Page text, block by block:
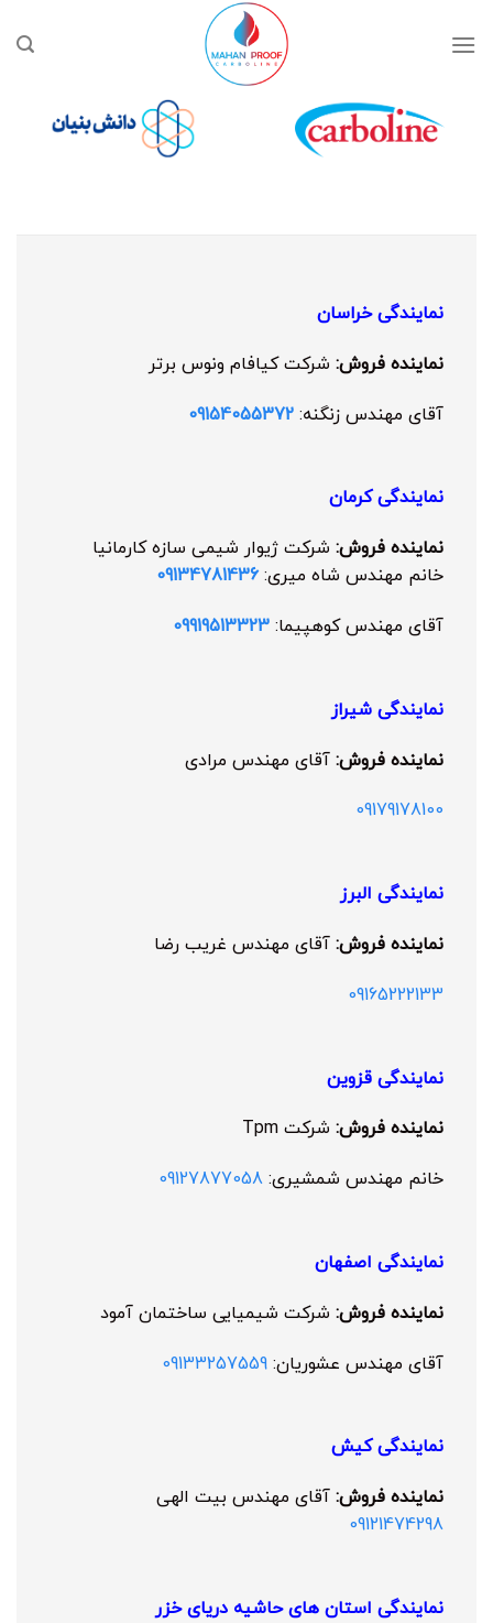
نمایندگی خراسان
نماینده فروش: شرکت کیافام ونوس برتر
آقای مهندس زنگنه: 09154055372
نمایندگی کرمان
نماینده فروش: شرکت ژیوار شیمی سازه کارمانیا
خانم مهندس شاه میری:09134781436
آقای مهندس کوهپیما: 09919513323
نمایندگی شیراز
نماینده فروش: آقای مهندس مرادی
09179178100
نمایندگی البرز
نماینده فروش: آقای مهندس غریب رضا
09165222133
نمایندگی قزوین
نماینده فروش: شرکت Tpm
خانم مهندس شمشیری: 09127877058
نمایندگی اصفهان
نماینده فروش: شرکت شیمیایی ساختمان آمود
آقای مهندس عشوریان: 09133257559
نمایندگی کیش
نماینده فروش: آقای مهندس بیت الهی
09121474298
نمایندگی استان های حاشیه دریای خزر